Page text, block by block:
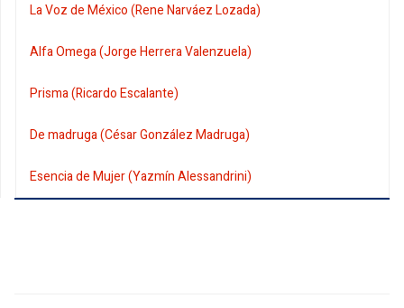
La Voz de México (Rene Narváez Lozada)
Alfa Omega (Jorge Herrera Valenzuela)
Prisma (Ricardo Escalante)
De madruga (César González Madruga)
Esencia de Mujer (Yazmín Alessandrini)